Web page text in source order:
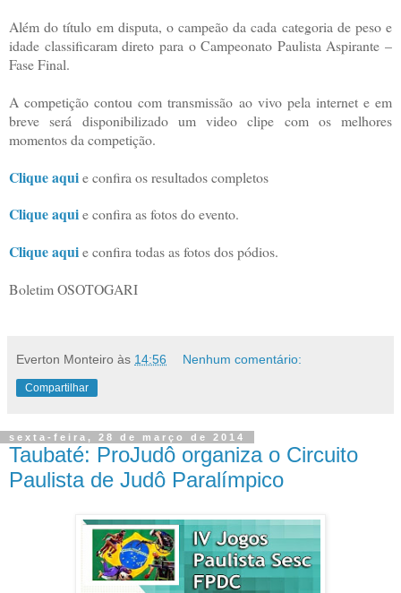
Além do título em disputa, o campeão da cada categoria de peso e
idade classificaram direto para o Campeonato Paulista Aspirante –
Fase Final.
A competição contou com transmissão ao vivo pela internet e em
breve será disponibilizado um video clipe com os melhores
momentos da competição.
Clique aquie confira os resultados completos
Clique aquie confira as fotos do evento.
Clique aquie confira todas as fotos dos pódios.
Boletim OSOTOGARI
Everton Monteiro às 14:56 Nenhum comentário:
Compartilhar
sexta-feira, 28 de março de 2014
Taubaté: ProJudô organiza o Circuito
Paulista de Judô Paralímpico